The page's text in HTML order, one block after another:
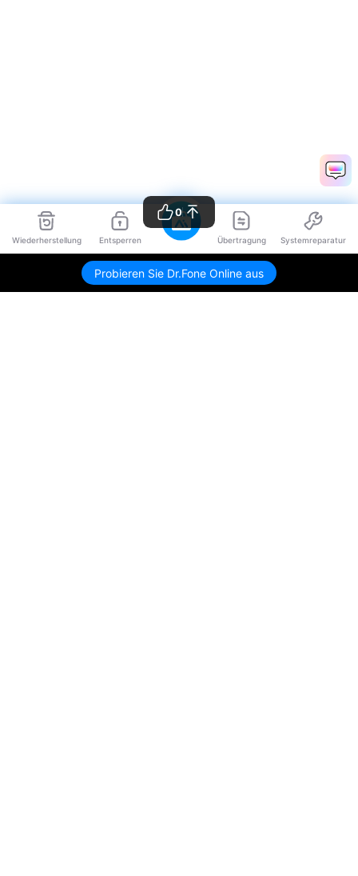
Wiederherstellung Entsperren Übertragung Systemreparatur
Probieren Sie Dr.Fone Online aus
0